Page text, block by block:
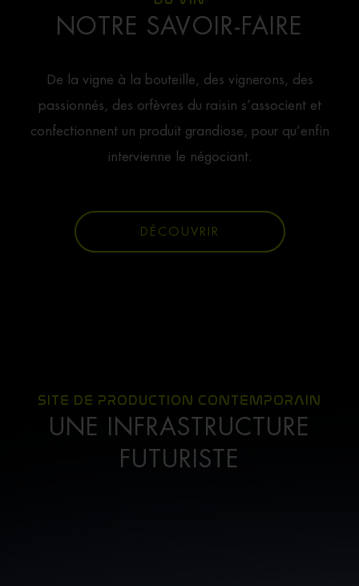
NOTRE SAVOIR-FAIRE
De la vigne à la bouteille, des vignerons, des
passionnés, des orfèvres du raisin s’associent et
confectionnent un produit grandiose, pour qu’enfin
intervienne le négociant.
DÉCOUVRIR
SITE DE PRODUCTION CONTEMPORAIN
UNE INFRASTRUCTURE
FUTURISTE